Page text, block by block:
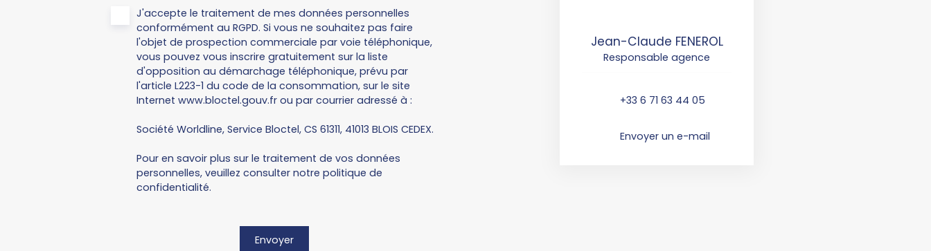
J'accepte le traitement de mes données personnelles
conformément au RGPD. Si vous ne souhaitez pas faire
l'objet de prospection commerciale par voie téléphonique,
vous pouvez vous inscrire gratuitement sur la liste
d'opposition au démarchage téléphonique, prévu par
l'article L223-1 du code de la consommation, sur le site
Internet www.bloctel.gouv.fr ou par courrier adressé à :
Société Worldline, Service Bloctel, CS 61311, 41013 BLOIS CEDEX.
Pour en savoir plus sur le traitement de vos données
personnelles, veuillez consulter notre politique de
confidentialité.
Envoyer
Jean-Claude FENEROL
Responsable agence
+33 6 71 63 44 05
Envoyer un e-mail